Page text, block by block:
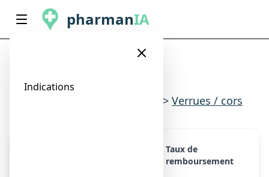
Indications
pharmanIA
> Verrues / cors
Taux de
remboursement